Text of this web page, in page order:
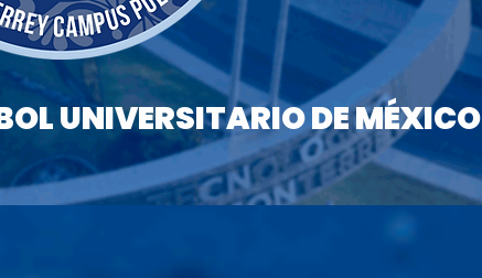
UNIVERSITARIO DE MÉXICO